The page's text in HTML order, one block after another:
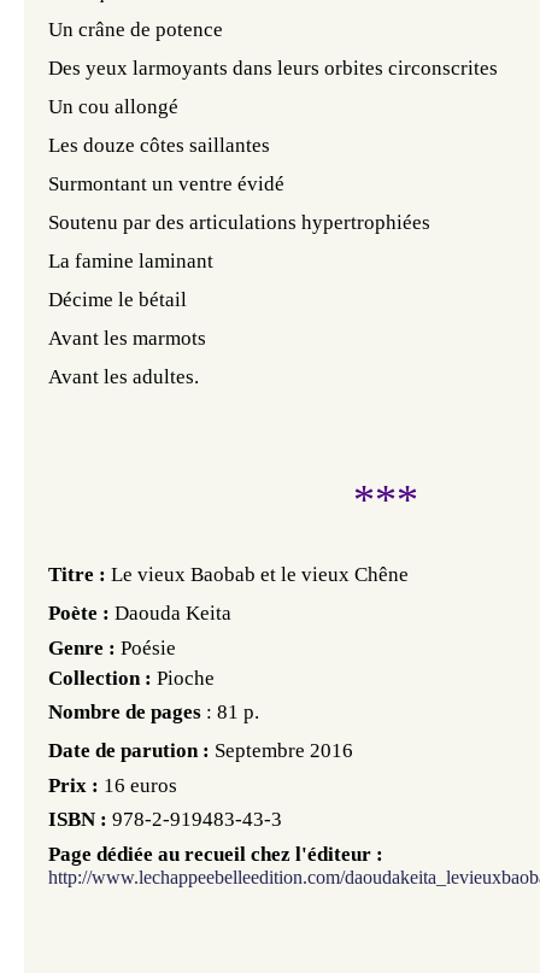
Un crâne de potence
Des yeux larmoyants dans leurs orbites circonscrites
Un cou allongé
Les douze côtes saillantes
Surmontant un ventre évidé
Soutenu par des articulations hypertrophiées
La famine laminant
Décime le bétail
Avant les marmots
Avant les adultes.
***
Titre : Le vieux Baobab et le vieux Chêne
Poète : Daouda Keita
Genre : Poésie
Collection : Pioche
Nombre de pages : 81 p.
Date de parution : Septembre 2016
Prix : 16 euros
ISBN : 978-2-919483-43-3
Page dédiée au recueil chez l'éditeur :
http://www.lechappeebelleedition.com/